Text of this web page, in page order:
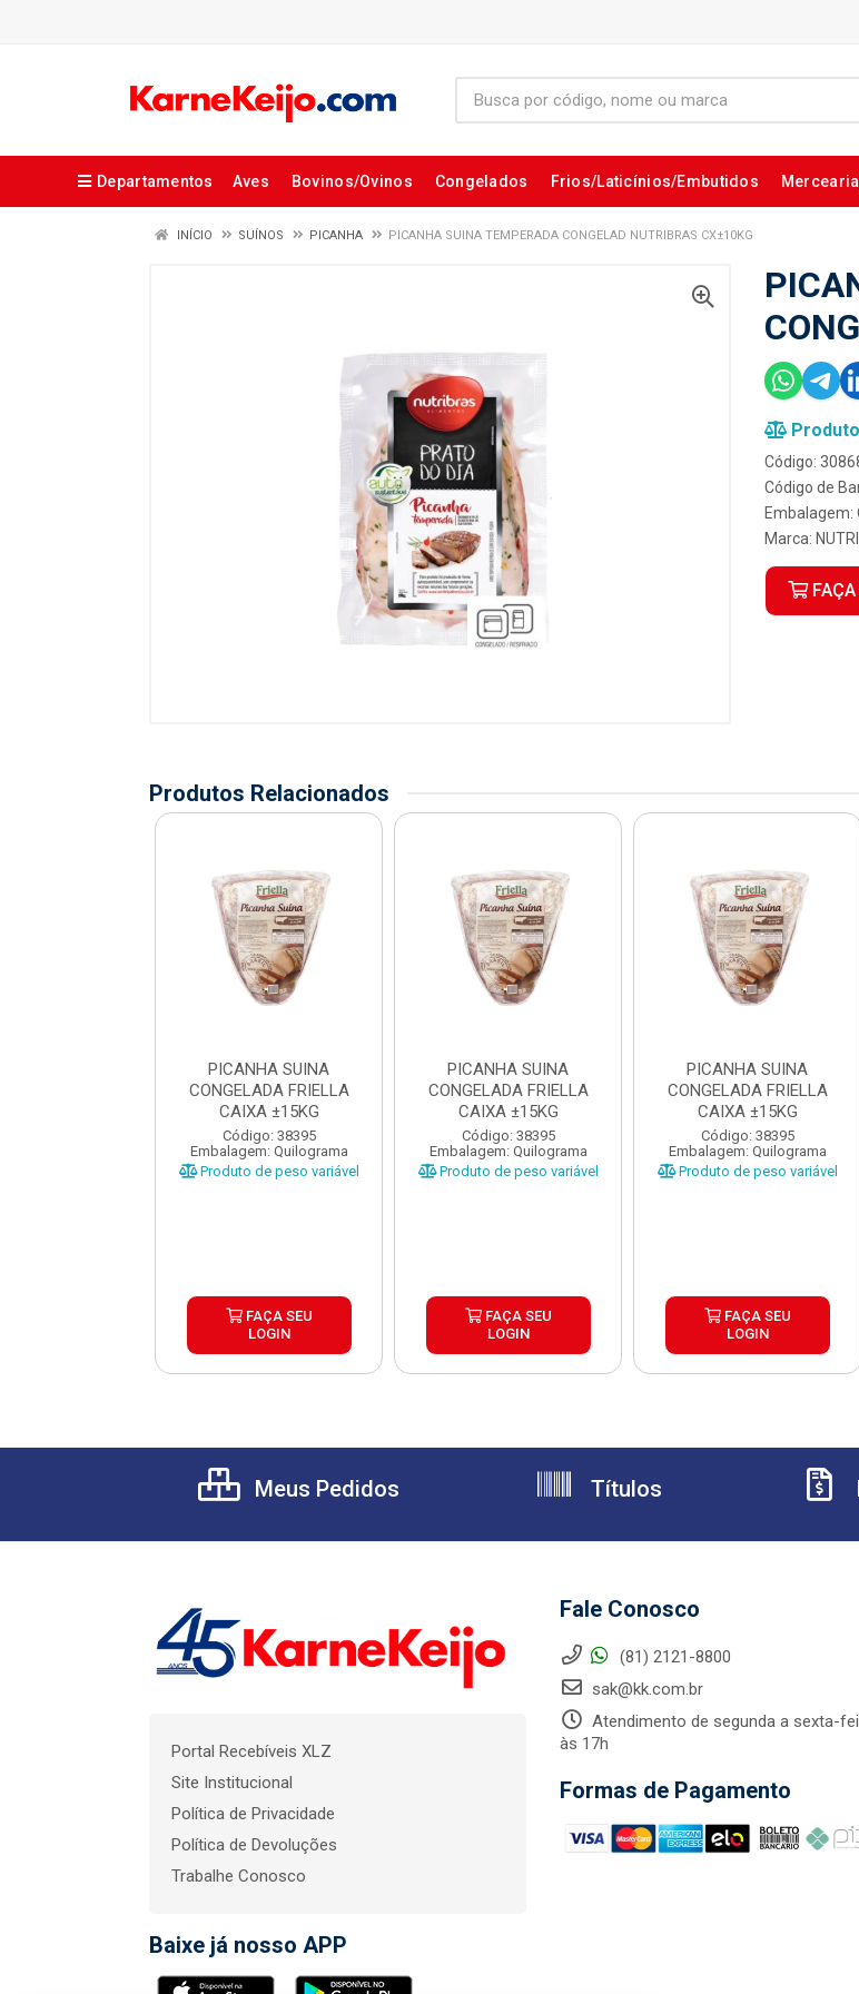
Departamentos Aves Bovinos/Ovinos Congelados Frios/Laticínios/Embutidos
INÍCIO SUÍNOS PICANHA PICANHA SUINA TEMPERADA CONGELAD NUTRIBRAS CX±10KG
Código:
Código de
Embalagem:
Marca:
FAÇA
Produtos Relacionados
PICANHA SUINA
CONGELADA FRIELLA
CAIXA ±15KG
Código: 38395
Embalagem: Quilograma
Produto de peso variável
FAÇA SEU
LOGIN
PICANHA SUINA
CONGELADA FRIELLA
CAIXA ±15KG
Código: 38395
Embalagem: Quilograma
Produto de peso variável
FAÇA SEU
LOGIN
PICANHA SUINA
CONGELADA FRIELLA
CAIXA ±15KG
Código: 38395
Embalagem: Quilograma
Produto de peso variável
FAÇA SEU
LOGIN
Meus Pedidos Títulos
Portal Recebíveis XLZ
Site Institucional
Política de Privacidade
Política de Devoluções
Trabalhe Conosco
Baixe já nosso APP
Fale Conosco
(81) 2121-8800
sak@kk.com.br
Atendimento de segunda a sexta-
às 17h
Formas de Pagamento